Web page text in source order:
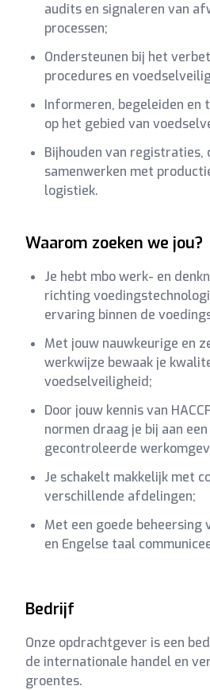
audits en signaleren van
processen;
Ondersteunen bij het
procedures en
Informeren, begeleiden en
op het gebied van
Bijhouden van registraties,
samenwerken met
logistiek.
Waarom zoeken we jou?
Je hebt mbo werk- en
richting
ervaring binnen de
Met jouw nauwkeurige en
werkwijze bewaak je
voedselveiligheid;
Door jouw kennis van
normen draag je bij aan
gecontroleerde
Je schakelt makkelijk met
verschillende afdelingen;
Met een goede beheersing
en Engelse taal
Bedrijf
Onze opdrachtgever is een
de internationale handel en
groentes.